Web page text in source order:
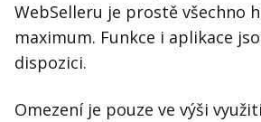
WebSelleru je prostě všechno
maximum. Funkce i aplikace
dispozici.
Omezení je pouze ve výši